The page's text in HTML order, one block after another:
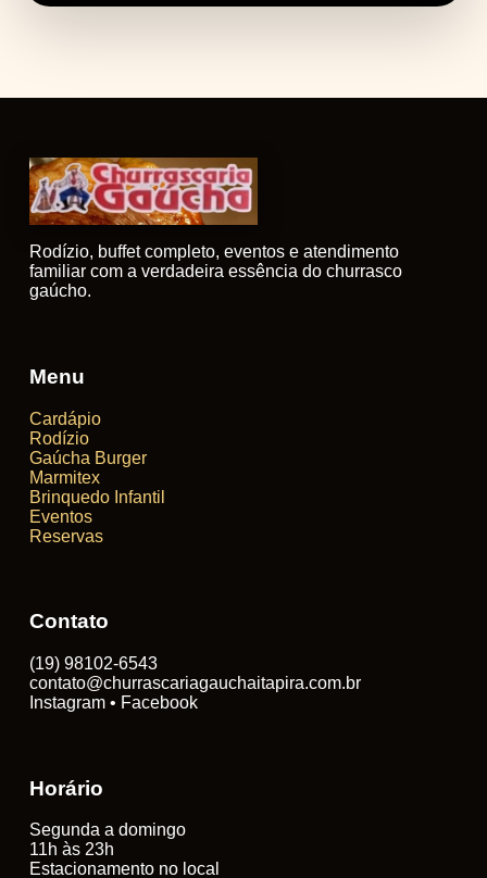
Rodízio, buffet completo, eventos e atendimento
familiar com a verdadeira essência do churrasco
gaúcho.
Menu
Cardápio
Rodízio
Gaúcha Burger
Marmitex
Brinquedo Infantil
Eventos
Reservas
Contato
(19) 98102-6543
contato@churrascariagauchaitapira.com.br
Instagram • Facebook
Horário
Segunda a domingo
11h às 23h
Estacionamento no local